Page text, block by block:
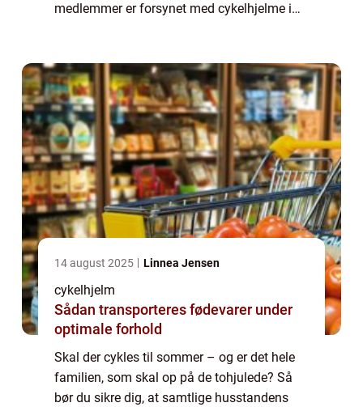
medlemmer er forsynet med cykelhjelme i
14 august 2025 Linnea Jensen
cykelhjelm
Sådan transporteres fødevarer under
optimale forhold
Skal der cykles til sommer – og er det hele
familien, som skal op på de tohjulede? Så
bør du sikre dig, at samtlige husstandens